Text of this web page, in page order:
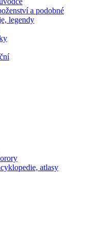
a podobné
legendy
atlasy